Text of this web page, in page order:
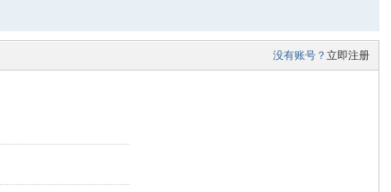
没有账号？ 立即注册